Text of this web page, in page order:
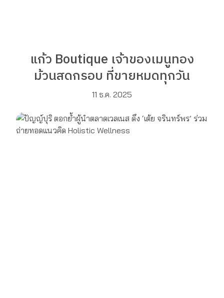
แก้ว Boutique เจ้าของเมนูทอง
ม้วนสดกรอบ ที่ขายหมดทุกวัน
11 ธ.ค. 2025